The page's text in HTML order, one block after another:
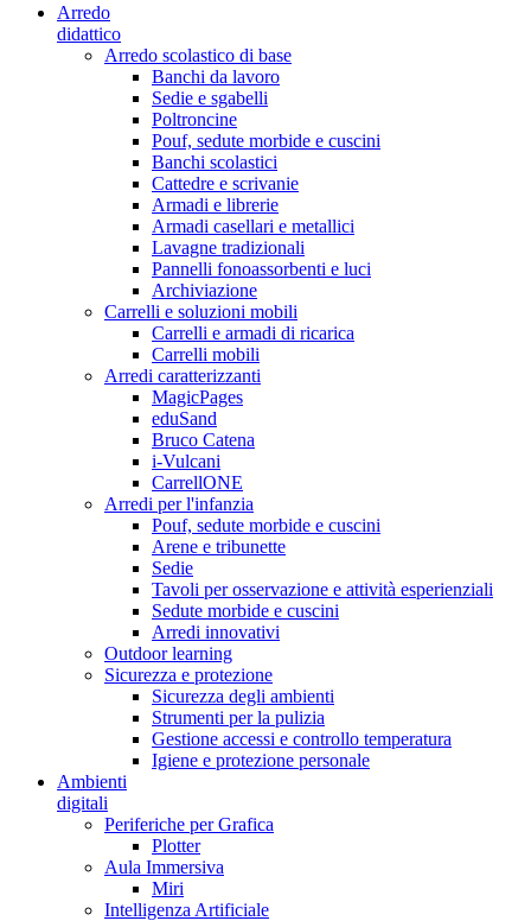
Arredo
didattico
Arredo scolastico di base
Banchi da lavoro
Sedie e sgabelli
Poltroncine
Pouf, sedute morbide e cuscini
Banchi scolastici
Cattedre e scrivanie
Armadi e librerie
Armadi casellari e metallici
Lavagne tradizionali
Pannelli fonoassorbenti e luci
Archiviazione
Carrelli e soluzioni mobili
Carrelli e armadi di ricarica
Carrelli mobili
Arredi caratterizzanti
MagicPages
eduSand
Bruco Catena
i-Vulcani
CarrellONE
Arredi per l'infanzia
Pouf, sedute morbide e cuscini
Arene e tribunette
Sedie
Tavoli per osservazione e attività esperienziali
Sedute morbide e cuscini
Arredi innovativi
Outdoor learning
Sicurezza e protezione
Sicurezza degli ambienti
Strumenti per la pulizia
Gestione accessi e controllo temperatura
Igiene e protezione personale
Ambienti
digitali
Periferiche per Grafica
Plotter
Aula Immersiva
Miri
Intelligenza Artificiale